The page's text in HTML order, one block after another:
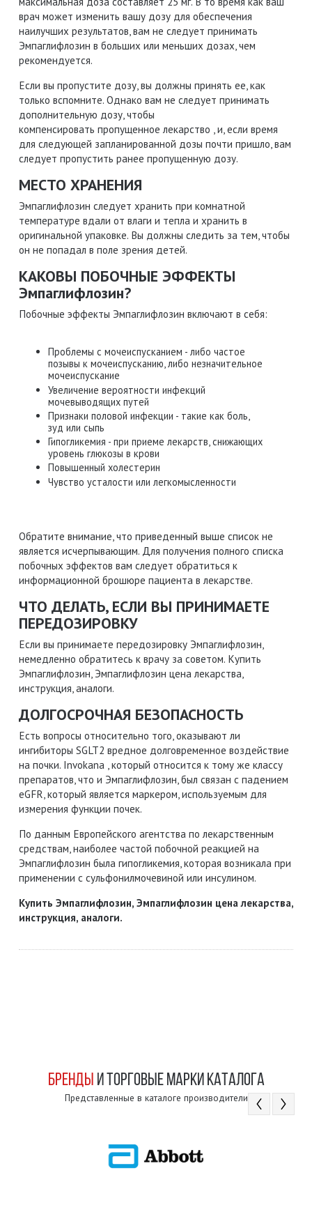
врач может изменить вашу дозу для обеспечения
наилучших результатов, вам не следует принимать
Эмпаглифлозин в больших или меньших дозах, чем
рекомендуется.
Если вы пропустите дозу, вы должны принять ее, как
только вспомните. Однако вам не следует принимать
дополнительную дозу, чтобы
компенсировать пропущенное лекарство , и, если время
для следующей запланированной дозы почти пришло, вам
следует пропустить ранее пропущенную дозу.
МЕСТО ХРАНЕНИЯ
Эмпаглифлозин следует хранить при комнатной
температуре вдали от влаги и тепла и хранить в
оригинальной упаковке. Вы должны следить за тем, чтобы
он не попадал в поле зрения детей.
КАКОВЫ ПОБОЧНЫЕ ЭФФЕКТЫ
Эмпаглифлозин?
Побочные эффекты Эмпаглифлозин включают в себя:
Проблемы с мочеиспусканием - либо частое
позывы к мочеиспусканию, либо незначительное
мочеиспускание
Увеличение вероятности инфекций
мочевыводящих путей
Признаки половой инфекции - такие как боль,
зуд или сыпь
Гипогликемия - при приеме лекарств, снижающих
уровень глюкозы в крови
Повышенный холестерин
Чувство усталости или легкомысленности
Обратите внимание, что приведенный выше список не
является исчерпывающим. Для получения полного списка
побочных эффектов вам следует обратиться к
информационной брошюре пациента в лекарстве.
ЧТО ДЕЛАТЬ, ЕСЛИ ВЫ ПРИНИМАЕТЕ
ПЕРЕДОЗИРОВКУ
Если вы принимаете передозировку Эмпаглифлозин,
немедленно обратитесь к врачу за советом. Купить
Эмпаглифлозин, Эмпаглифлозин цена лекарства,
инструкция, аналоги.
ДОЛГОСРОЧНАЯ БЕЗОПАСНОСТЬ
Есть вопросы относительно того, оказывают ли
ингибиторы SGLT2 вредное долговременное воздействие
на почки. Invokana , который относится к тому же классу
препаратов, что и Эмпаглифлозин, был связан с падением
eGFR, который является маркером, используемым для
измерения функции почек.
По данным Европейского агентства по лекарственным
средствам, наиболее частой побочной реакцией на
Эмпаглифлозин была гипогликемия, которая возникала при
применении с сульфонилмочевиной или инсулином.
Купить Эмпаглифлозин, Эмпаглифлозин цена лекарства,
инструкция, аналоги.
БРЕНДЫ И ТОРГОВЫЕ МАРКИ КАТАЛОГА
Представленные в каталоге производители